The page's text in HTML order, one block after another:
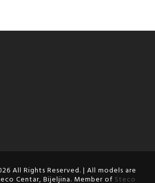
All Rights Reserved. | All models are
Centar, Bijeljina. Member of Steco